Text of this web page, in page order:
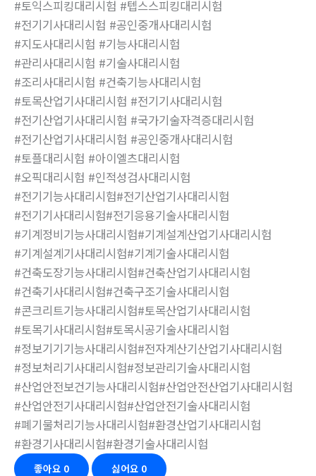
#토익스피킹대리시험 #텝스스피킹대리시험
#전기기사대리시험 #공인중개사대리시험
#지도사대리시험 #기능사대리시험
#관리사대리시험 #기술사대리시험
#조리사대리시험 #건축기능사대리시험
#토목산업기사대리시험 #전기기사대리시험
#전기산업기사대리시험 #국가기술자격증대리시험
#전기산업기사대리시험 #공인중개사대리시험
#토플대리시험 #아이엘츠대리시험
#오픽대리시험 #인적성검사대리시험
#전기기능사대리시험#전기산업기사대리시험
#전기기사대리시험#전기응용기술사대리시험
#기계정비기능사대리시험#기계설계산업기사대리시험
#기계설계기사대리시험#기계기술사대리시험
#건축도장기능사대리시험#건축산업기사대리시험
#건축기사대리시험#건축구조기술사대리시험
#콘크리트기능사대리시험#토목산업기사대리시험
#토목기사대리시험#토목시공기술사대리시험
#정보기기기능사대리시험#전자계산기산업기사대리시험
#정보처리기사대리시험#정보관리기술사대리시험
#산업안전보건기능사대리시험#산업안전산업기사대리시험
#산업안전기사대리시험#산업안전기술사대리시험
#폐기물처리기능사대리시험#환경산업기사대리시험
#환경기사대리시험#환경기술사대리시험
좋아요 0 싫어요 0